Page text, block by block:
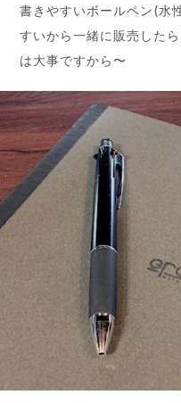
書きやすいボールペン(水
すいから一緒に販売した
は大事ですから〜